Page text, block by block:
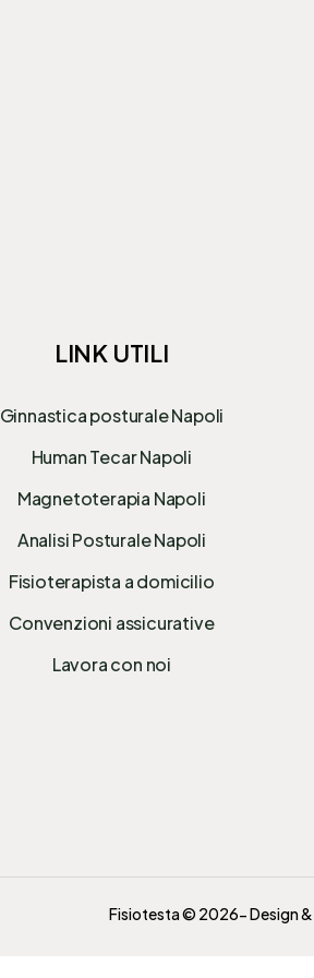
LINK UTILI
Ginnastica posturale Napoli
Human Tecar Napoli
Magnetoterapia Napoli
Analisi Posturale Napoli
Fisioterapista a domicilio
Convenzioni assicurative
Lavora con noi
Fisiotesta © 2026- Design